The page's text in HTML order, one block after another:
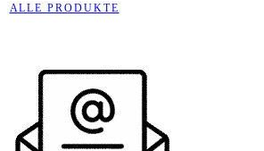
ALLE PRODUKTE